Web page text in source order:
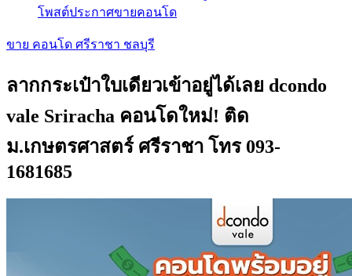
โพสต์ประกาศขายคอนโด
ขาย คอนโด ศรีราชา ชลบุรี
ลากกระเป๋าใบเดียวเข้าอยู่ได้เลย dcondo
vale Sriracha คอนโดใหม่! ติด
ม.เกษตรศาสตร์ ศรีราชา โทร 093-
1681685